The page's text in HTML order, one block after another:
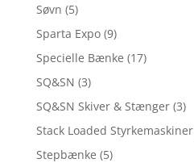
Søvn (5)
Sparta Expo (9)
Specielle Bænke (17)
SQ&SN (3)
SQ&SN Skiver & Stænger (3)
Stack Loaded Styrkemaskiner
Stepbænke (5)